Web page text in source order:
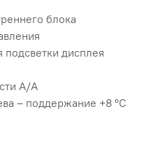
блока
дисплея
A/A
– поддержание +8 °C